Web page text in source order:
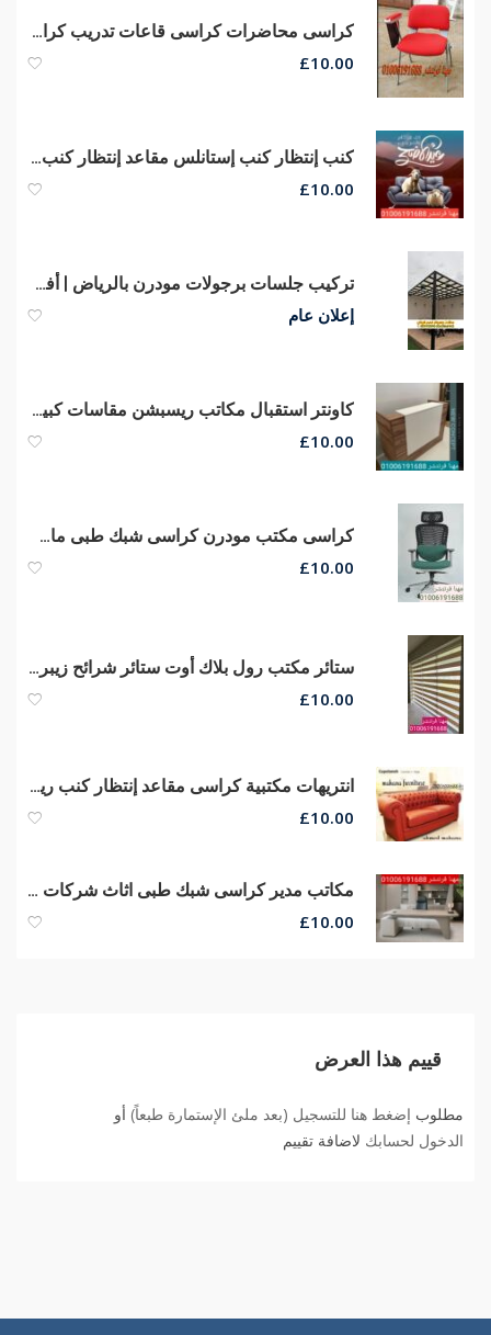
كراسى محاضرات كراسى قاعات تدريب كراسى سنتر تعليمى أرخص أسعار من مصانع مهنا
£10.00
كنب إنتظار كنب إستانلس مقاعد إنتظار كنب ريسبشن كراسى وكنب إنتظار
£10.00
تركيب جلسات برجولات مودرن بالرياض | أفضل تصاميم 0563866945
إعلان عام
كاونتر استقبال مكاتب ريسبشن مقاسات كبيره وصغيره الحجم من مهنا فرنتشر
£10.00
كراسى مكتب مودرن كراسى شبك طبى ماش هيدروليكي بيدات
£10.00
ستائر مكتب رول بلاك أوت ستائر شرائح زيبرا ستائر صن سكرين الوان وخامات ممتازة
£10.00
انتريهات مكتبية كراسى مقاعد إنتظار كنب ريسبشن كراسى وكنب إنتظار
£10.00
مكاتب مدير كراسى شبك طبى اثاث شركات مكاتب مديرين تصميمات عصرية
£10.00
قييم هذا العرض
مطلوب إضغط هنا للتسجيل (بعد ملئ الإستمارة طبعاً) أو
الدخول لحسابك لاضافة تقييم